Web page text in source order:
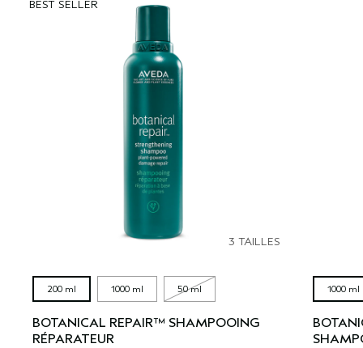
BEST SELLER
3 TAILLES
200 ml 1000 ml 50 ml
BOTANICAL REPAIR™ SHAMPOOING
RÉPARATEUR
1000 ml